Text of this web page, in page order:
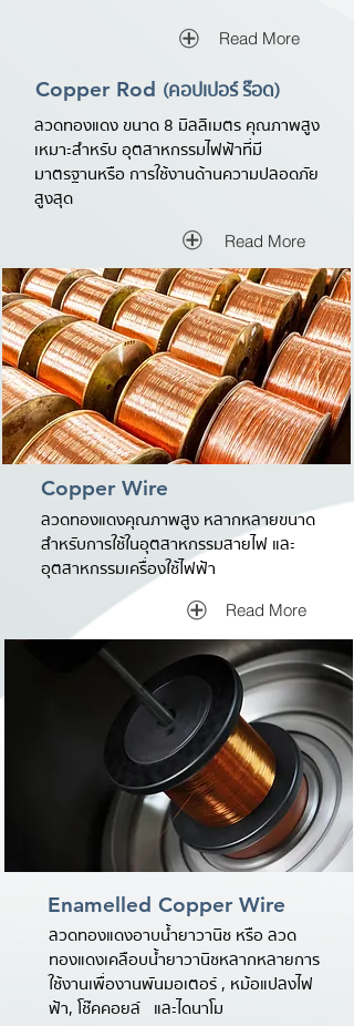
Read More
Copper Rod (คอปเปอร์ ร๊อด)
ลวดทองแดง ขนาด 8 มิลลิเมตร คุณภาพสูง
เหมาะสำหรับ อุตสาหกรรมไฟฟ้าที่มี
มาตรฐานหรือ การใช้งานด้านความปลอดภัย
สูงสุด
Read More
Copper Wire
ลวดทองแดงคุณภาพสูง หลากหลายขนาด
สำหรับการใช้ในอุตสาหกรรมสายไฟ และ
อุตสาหกรรมเครื่องใช้ไฟฟ้า
Read More
Enamelled Copper Wire
ลวดทองแดงอาบน้ำยาวานิช หรือ ลวด
ทองแดงเคลือบน้ำยาวานิชหลากหลายการ
ใช้งานเพื่องานพันมอเตอร์ , หม้อแปลงไฟ
ฟ้า, โช๊คคอยล์ และไดนาโม